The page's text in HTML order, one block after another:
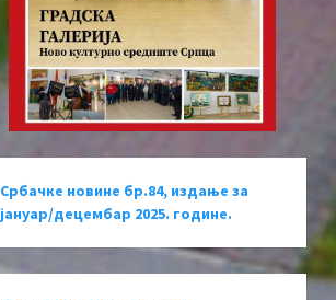
Србачке новине бр.84, издање за
јануар/децембар 2025. године.